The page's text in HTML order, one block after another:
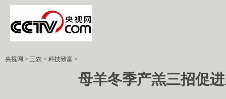
央视网 > 三农 > 科技致富 >
母羊冬季产羔三招促